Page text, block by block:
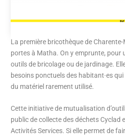
La première bricothèque de
portes à Matha. On y emprunte, pour
outils de bricolage ou de jardinage.
besoins ponctuels des habitant·es
du matériel rarement utilisé.
Cette initiative de mutualisation
public de collecte des déchets Cyclad
Activités Services. Si elle permet de